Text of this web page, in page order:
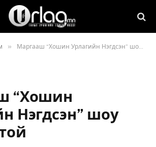
» Маргааш “Хошин Урлагийн Нэгдсэн” шоу тоглолттой
“Хошин
Нэгдсэн” шоу